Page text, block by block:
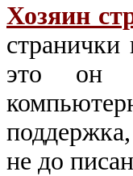
Хозяин
это он
не до